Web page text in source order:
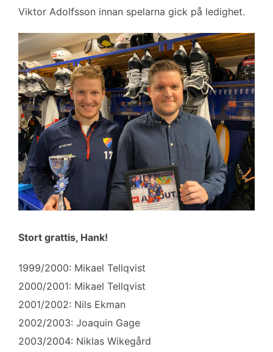
Viktor Adolfsson innan spelarna gick på ledighet.
Stort grattis, Hank!
1999/2000: Mikael Tellqvist
2000/2001: Mikael Tellqvist
2001/2002: Nils Ekman
2002/2003: Joaquin Gage
2003/2004: Niklas Wikegård